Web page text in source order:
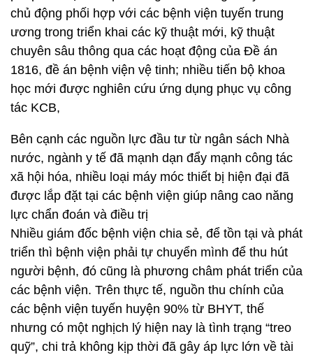
chủ động phối hợp với các bệnh viện tuyến trung
ương trong triển khai các kỹ thuật mới, kỹ thuật
chuyên sâu thông qua các hoạt động của Đề án
1816, đề án bệnh viện vệ tinh; nhiều tiến bộ khoa
học mới được nghiên cứu ứng dụng phục vụ công
tác KCB,
Bên cạnh các nguồn lực đầu tư từ ngân sách Nhà
nước, ngành y tế đã mạnh dạn đẩy mạnh công tác
xã hội hóa, nhiều loại máy móc thiết bị hiện đại đã
được lắp đặt tại các bệnh viện giúp nâng cao năng
lực chẩn đoán và điều trị
Nhiều giám đốc bệnh viện chia sẻ, để tồn tại và phát
triển thì bệnh viện phải tự chuyển mình để thu hút
người bệnh, đó cũng là phương châm phát triển của
các bệnh viện. Trên thực tế, nguồn thu chính của
các bệnh viện tuyến huyện 90% từ BHYT, thế
nhưng có một nghịch lý hiện nay là tình trạng “treo
quỹ”, chi trả không kịp thời đã gây áp lực lớn về tài